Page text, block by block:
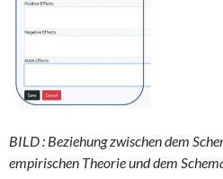
BILD : Beziehung zwischen dem
empirischen Theorie und dem